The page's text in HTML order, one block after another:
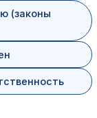
(колледж)
классов
(9 и 11 классов)
(9 и 11 классов)
(законы